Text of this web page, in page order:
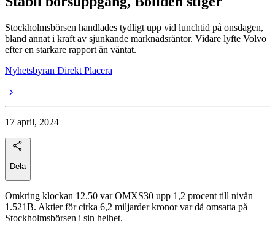
Stockholmsbörsen handlades tydligt upp vid lunchtid på onsdagen,
bland annat i kraft av sjunkande marknadsräntor. Vidare lyfte Volvo
efter en starkare rapport än väntat.
Nyhetsbyran Direkt Placera
17 april, 2024
Dela
Omkring klockan 12.50 var OMXS30 upp 1,2 procent till nivån
1.521B. Aktier för cirka 6,2 miljarder kronor var då omsatta på
Stockholmsbörsen i sin helhet.